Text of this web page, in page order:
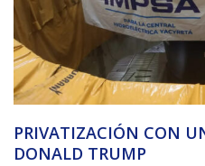
PRIVATIZACIÓN CON
DONALD TRUMP